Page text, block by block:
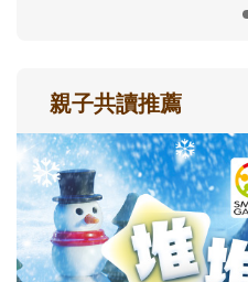
親子共讀推薦